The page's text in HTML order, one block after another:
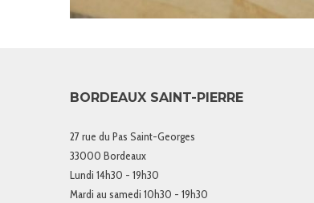
BORDEAUX SAINT-PIERRE
27 rue du Pas Saint-Georges
33000 Bordeaux
Lundi 14h30 - 19h30
Mardi au samedi 10h30 - 19h30